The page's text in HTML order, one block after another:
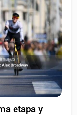
etapa y